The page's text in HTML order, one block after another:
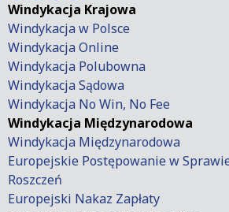
Windykacja Krajowa
Windykacja w Polsce
Windykacja Online
Windykacja Polubowna
Windykacja Sądowa
Windykacja No Win, No Fee
Windykacja Międzynarodowa
Windykacja Międzynarodowa
Europejskie Postępowanie w
Roszczeń
Europejski Nakaz Zapłaty